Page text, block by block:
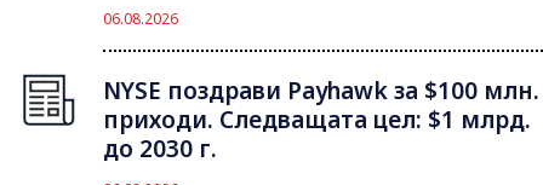
06.08.2026
NYSE поздрави Payhawk за $100 млн.
приходи. Следващата цел: $1 млрд.
до 2030 г.